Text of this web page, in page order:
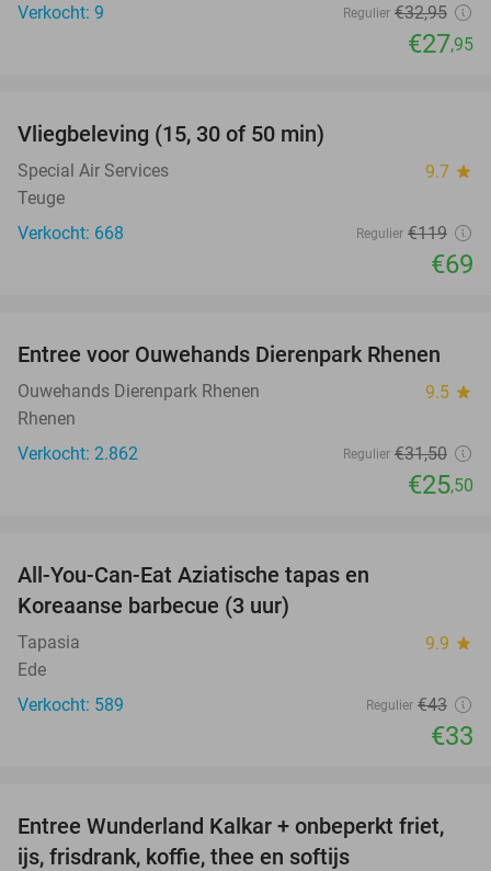
Verkocht: 9
Regulier €32,95
€27,95
NEW
TODAY
Vliegbeleving (15, 30 of 50 min)
Special Air Services 9.7 star
Teuge
Verkocht: 668
Regulier €119
€69
19%
Entree voor Ouwehands Dierenpark Rhenen
Ouwehands Dierenpark Rhenen 9.5 star
Rhenen
Verkocht: 2.862
Regulier €31,50
€25,50
All-You-Can-Eat Aziatische tapas en
Koreaanse barbecue (3 uur)
Tapasia 9.9 star
Ede
Verkocht: 589
Regulier €43
€33
32%
Entree Wunderland Kalkar + onbeperkt friet,
ijs, frisdrank, koffie, thee en softijs